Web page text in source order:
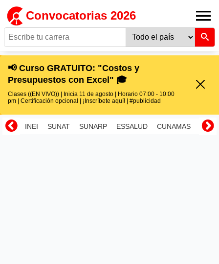
Convocatorias 2026
📢 Curso GRATUITO: "Costos y
Presupuestos con Excel" 🎓
Clases ((EN VIVO)) | Inicia 11 de agosto | Horario 07:00 - 10:00
pm | Certificación opcional | ¡Inscríbete aquí! | #publicidad
INEI SUNAT SUNARP ESSALUD CUNAMAS